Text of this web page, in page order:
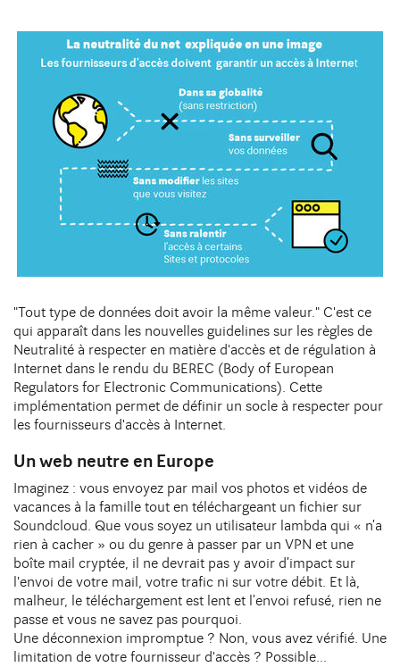
15 boulevard Vivier-Merle
69003 Lyon
Contact
10 avenue Foch Immeuble Le Mazarin - LBA
21000 Dijon
Contact
"Tout type de données doit avoir la même valeur." C'est ce
qui apparaît dans les nouvelles guidelines sur les règles de
Neutralité à respecter en matière d'accès et de régulation à
Internet dans le rendu du BEREC (Body of European
Regulators for Electronic Communications). Cette
implémentation permet de définir un socle à respecter pour
les fournisseurs d'accès à Internet.
Un web neutre en Europe
Imaginez : vous envoyez par mail vos photos et vidéos de
vacances à la famille tout en téléchargeant un fichier sur
Soundcloud. Que vous soyez un utilisateur lambda qui « n’a
rien à cacher » ou du genre à passer par un VPN et une
boîte mail cryptée, il ne devrait pas y avoir d’impact sur
l'envoi de votre mail, votre trafic ni sur votre débit. Et là,
malheur, le téléchargement est lent et l’envoi refusé, rien ne
passe et vous ne savez pas pourquoi.
Une déconnexion impromptue ? Non, vous avez vérifié. Une
limitation de votre fournisseur d'accès ? Possible...